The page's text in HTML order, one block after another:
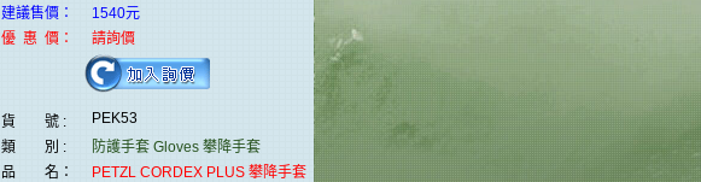
建議售價：
1540元
優 惠 價：
請詢價
貨 號 :
PEK53
類 別 :
防護手套 Gloves 攀降手套
品 名：
PETZL CORDEX PLUS 攀降手套